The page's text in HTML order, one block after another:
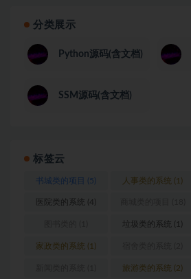
分类展示
Python源码(含文档)
SSM源码(含文档)
标签云
书城类的项目 (5) 人事类的系统 (1)
医院类的系统 (4)
垃圾类的系统 (1)
家政类的系统 (1)
旅游类的系统 (2)